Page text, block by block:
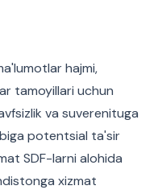
hajmi,
tamoyillari uchun
va suverenituga
potentsial ta'sir
SDF-larni alohida
xizmat